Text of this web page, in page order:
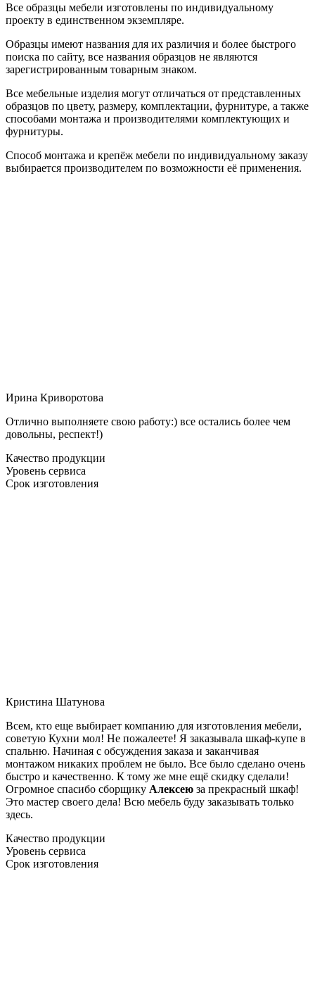
Все образцы мебели изготовлены по индивидуальному
проекту в единственном экземпляре.
Образцы имеют названия для их различия и более быстрого
поиска по сайту, все названия образцов не являются
зарегистрированным товарным знаком.
Все мебельные изделия могут отличаться от представленных
образцов по цвету, размеру, комплектации, фурнитуре, а также
способами монтажа и производителями комплектующих и
фурнитуры.
Способ монтажа и крепёж мебели по индивидуальному заказу
выбирается производителем по возможности её применения.
Ирина Криворотова
Отлично выполняете свою работу:) все остались более чем
довольны, респект!)
Качество продукции
Уровень сервиса
Срок изготовления
Кристина Шатунова
Всем, кто еще выбирает компанию для изготовления мебели,
советую Кухни мол! Не пожалеете! Я заказывала шкаф-купе в
спальню. Начиная с обсуждения заказа и заканчивая
монтажом никаких проблем не было. Все было сделано очень
быстро и качественно. К тому же мне ещё скидку сделали!
Огромное спасибо сборщику Алексею за прекрасный шкаф!
Это мастер своего дела! Всю мебель буду заказывать только
здесь.
Качество продукции
Уровень сервиса
Срок изготовления